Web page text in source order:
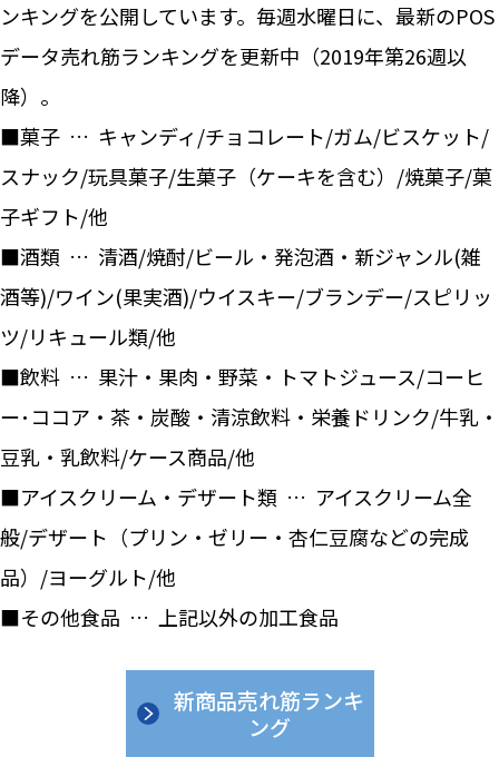
ンキングを公開しています。毎週水曜日に、最新のPOS
データ売れ筋ランキングを更新中（2019年第26週以
降）。
■菓子 … キャンディ/チョコレート/ガム/ビスケット/
スナック/玩具菓子/生菓子（ケーキを含む）/焼菓子/菓
子ギフト/他
■酒類 … 清酒/焼酎/ビール・発泡酒・新ジャンル(雑
酒等)/ワイン(果実酒)/ウイスキー/ブランデー/スピリッ
ツ/リキュール類/他
■飲料 … 果汁・果肉・野菜・トマトジュース/コーヒ
ー･ココア・茶・炭酸・清涼飲料・栄養ドリンク/牛乳・
豆乳・乳飲料/ケース商品/他
■アイスクリーム・デザート類 … アイスクリーム全
般/デザート（プリン・ゼリー・杏仁豆腐などの完成
品）/ヨーグルト/他
■その他食品 … 上記以外の加工食品
新商品売れ筋ランキ
ング